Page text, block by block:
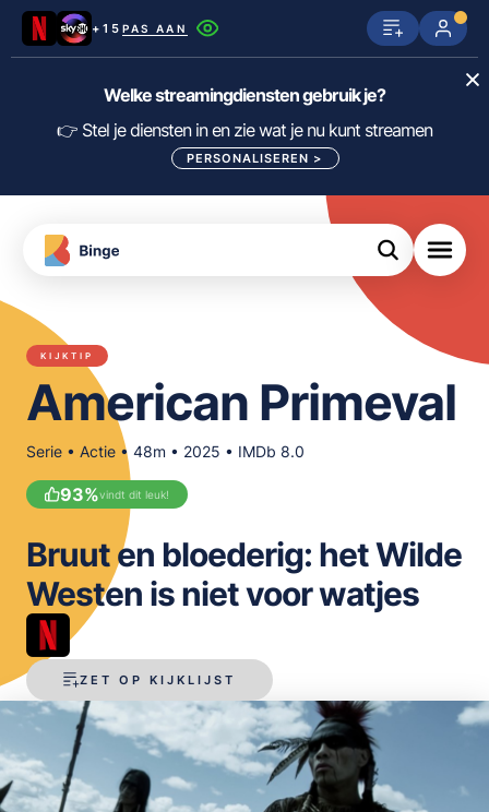
+15 PAS AAN
Netflix SkyShowtime Prime Video
Disney+ Videoland HBO Max
Viaplay Apple TV
KIJK
meJane
FILTER FILMS EN SERIES OP MIJN
ALLES/NIETS SELECTEREN
Welke streamingdiensten gebruik je?
👉 Stel je diensten in en zie wat je nu kunt streamen
PERSONALISEREN >
Download
de
App
KIJKTIP
American Primeval
Serie • Actie • 48m • 2025 • IMDb 8.0
93%vindt dit leuk!
ZET OP KIJKLIJST
Bruut en bloederig: het Wilde
Westen is niet voor watjes